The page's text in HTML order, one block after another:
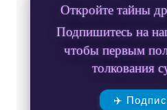
Откройте тайны
Подпишитесь на
чтобы первым
толкования
✈️